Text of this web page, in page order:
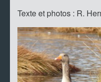
Texte et photos : R.